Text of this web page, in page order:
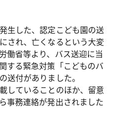
生した、認定こども園の送
され、亡くなるという大変
働省等より、バス送迎に当
する緊急対策「こどものバ
送付がありました。
していることのほか、留意
事務連絡が発出されました